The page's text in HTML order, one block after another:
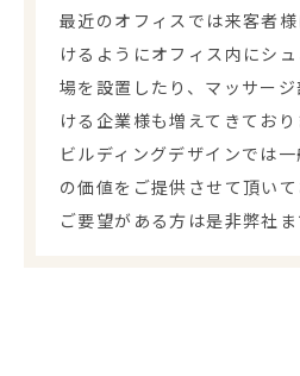
最近のオフィスでは来客者
けるようにオフィス内にシ
場を設置したり、マッサー
ける企業様も増えてきており
ビルディングデザインでは
の価値をご提供させて頂いて
ご要望がある方は是非弊社ま